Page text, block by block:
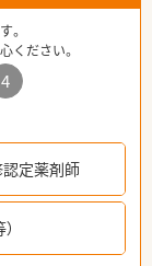
。
ください。
4
定薬剤師